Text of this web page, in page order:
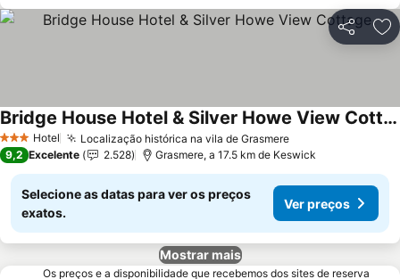
Partilhar
3 EstrelasHotel Localização histórica na vila de Grasmere
Bridge House Hotel & Silver Howe View Cottage
9,2 Excelente 2.528 Grasmere, a 17.5 km de Keswick
Selecione as datas para ver os preços
exatos.
Ver preços
Mostrar mais
Os preços e a disponibilidade que recebemos dos sites de reserva